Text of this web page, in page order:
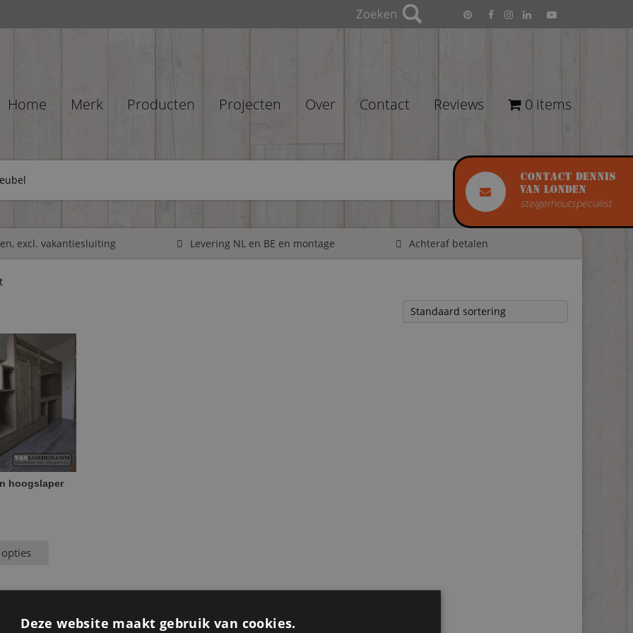
Contact Dennis
van Londen
steigerhoutspecialist
Home Merk Producten Projecten Over Contact Reviews 0 items
excl. vakantiesluiting Levering NL en BE en montage Achteraf betalen
hoogslaper
Deze website maakt gebruik van cookies.